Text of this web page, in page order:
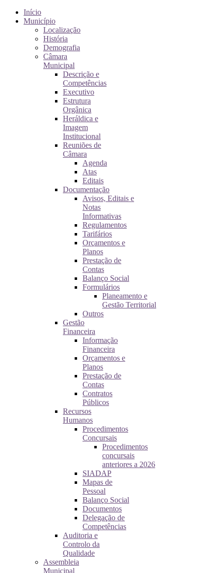
Início
Município
Localização
História
Demografia
Câmara
Municipal
Descrição e
Competências
Executivo
Estrutura
Orgânica
Heráldica e
Imagem
Institucional
Reuniões de
Câmara
Agenda
Atas
Editais
Documentação
Avisos, Editais e
Notas
Informativas
Regulamentos
Tarifários
Orçamentos e
Planos
Prestação de
Contas
Balanço Social
Formulários
Planeamento e
Gestão Territorial
Outros
Gestão
Financeira
Informação
Financeira
Orçamentos e
Planos
Prestação de
Contas
Contratos
Públicos
Recursos
Humanos
Procedimentos
Concursais
Procedimentos
concursais
anteriores a 2026
SIADAP
Mapas de
Pessoal
Balanço Social
Documentos
Delegação de
Competências
Auditoria e
Controlo da
Qualidade
Assembleia
Municipal